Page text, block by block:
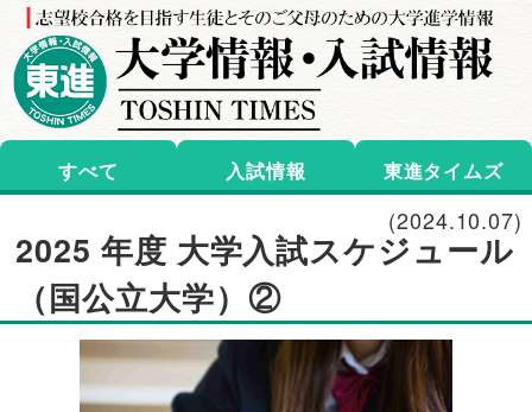
すべて 入試情報 東進タイムズ
2025 年度 大学入試スケジュール
（国公立大学）②
(2024.10.07)